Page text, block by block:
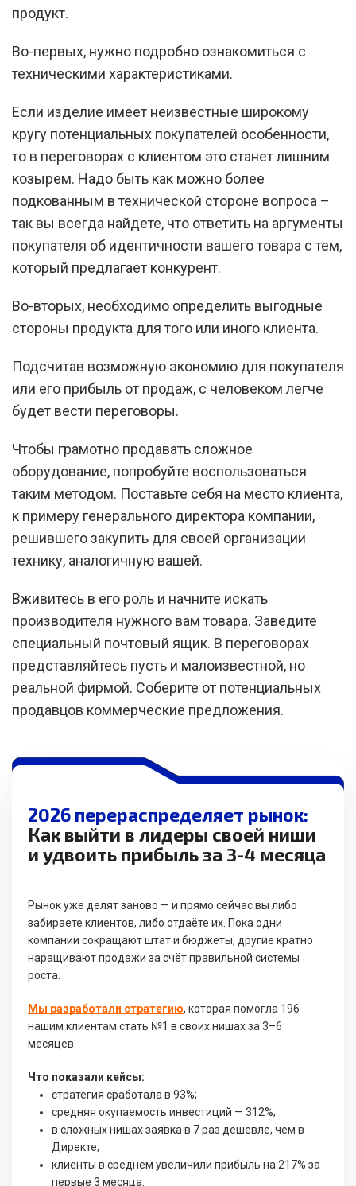
продукт.
Во-первых, нужно подробно ознакомиться с
техническими характеристиками.
Если изделие имеет неизвестные широкому
кругу потенциальных покупателей особенности,
то в переговорах с клиентом это станет лишним
козырем. Надо быть как можно более
подкованным в технической стороне вопроса –
так вы всегда найдете, что ответить на аргументы
покупателя об идентичности вашего товара с тем,
который предлагает конкурент.
Во-вторых, необходимо определить выгодные
стороны продукта для того или иного клиента.
Подсчитав возможную экономию для покупателя
или его прибыль от продаж, с человеком легче
будет вести переговоры.
Чтобы грамотно продавать сложное
оборудование, попробуйте воспользоваться
таким методом. Поставьте себя на место клиента,
к примеру генерального директора компании,
решившего закупить для своей организации
технику, аналогичную вашей.
Вживитесь в его роль и начните искать
производителя нужного вам товара. Заведите
специальный почтовый ящик. В переговорах
представляйтесь пусть и малоизвестной, но
реальной фирмой. Соберите от потенциальных
продавцов коммерческие предложения.
2026 перераспределяет рынок:
Как выйти в лидеры своей ниши
и удвоить прибыль за 3-4 месяца
Рынок уже делят заново — и прямо сейчас вы либо
забираете клиентов, либо отдаёте их. Пока одни
компании сокращают штат и бюджеты, другие кратно
наращивают продажи за счёт правильной системы
роста.
Мы разработали стратегию, которая помогла 196
нашим клиентам стать №1 в своих нишах за 3–6
месяцев.
Что показали кейсы:
стратегия сработала в 93%;
средняя окупаемость инвестиций — 312%;
в сложных нишах заявка в 7 раз дешевле, чем в
Директе;
клиенты в среднем увеличили прибыль на 217% за
первые 3 месяца.